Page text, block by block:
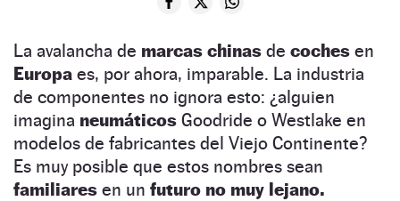
La avalancha de marcas chinas de coches en
Europa es, por ahora, imparable. La industria
de componentes no ignora esto: ¿alguien
imagina neumáticos Goodride o Westlake en
modelos de fabricantes del Viejo Continente?
Es muy posible que estos nombres sean
familiares en un futuro no muy lejano.